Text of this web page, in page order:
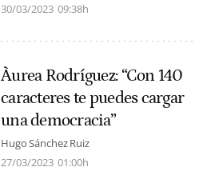
30/03/2023 09:38h
Àurea Rodríguez: “Con 140
caracteres te puedes cargar
una democracia”
Hugo Sánchez Ruiz
27/03/2023 01:00h